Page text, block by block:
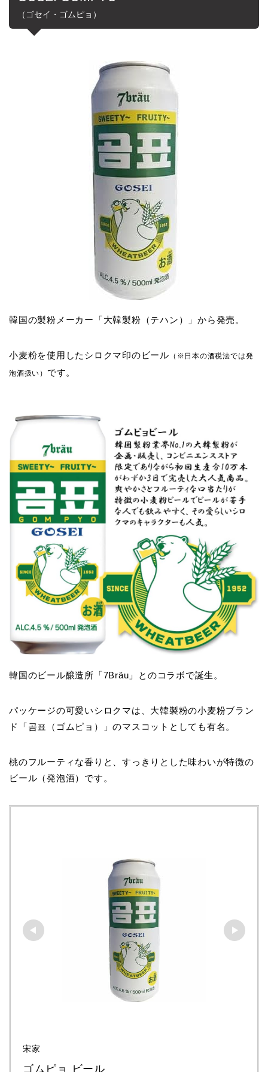
（ゴセイ・ゴムピョ）
韓国の製粉メーカー「大韓製粉（テハン）」から発売。
小麦粉を使用したシロクマ印のビール （※日本の酒税法では発
泡酒扱い） です。
韓国のビール醸造所「7Bräu」とのコラボで誕生。
パッケージの可愛いシロクマは、大韓製粉の小麦粉ブラン
ド「곰표（ゴムピョ）」のマスコットとしても有名。
桃のフルーティな香りと、すっきりとした味わいが特徴の
ビール（発泡酒）です。
宋家
ゴムピョ ビール